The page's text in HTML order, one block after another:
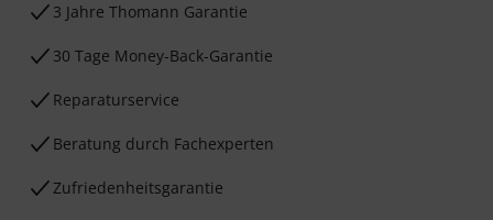
3 Jahre Thomann Garantie
30 Tage Money-Back-Garantie
Reparaturservice
Beratung durch Fachexperten
Zufriedenheitsgarantie